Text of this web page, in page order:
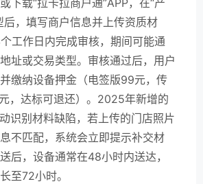
下载“拉卡拉商户通”APP，在“产
后，填写商户信息并上传资质材
工作日内完成审核，期间可能通
址或交易类型。审核通过后，用户
缴纳设备押金（电签版99元，传
，达标可退还）。2025年新增的
识别材料缺陷，若上传的门店照片
不匹配，系统会立即提示补交材
后，设备通常在48小时内送达，
至72小时。